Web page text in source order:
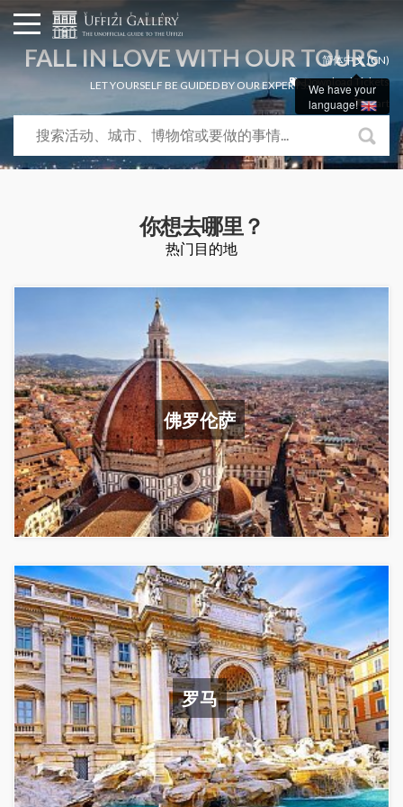
简体中文 (CN)
We have your
language!
Download Tickets
Cart
FALL IN LOVE WITH OUR TOURS
LET YOURSELF BE GUIDED BY OUR EXPERTS...
你想去哪里？
热门目的地
佛罗伦萨
罗马